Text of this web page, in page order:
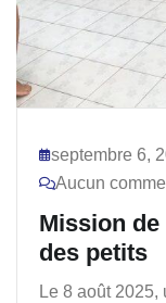
septembre 6,
Aucun
Mission
des petits
Le 8 août 2025,